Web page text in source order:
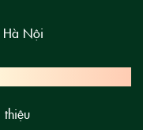
Hà Nội